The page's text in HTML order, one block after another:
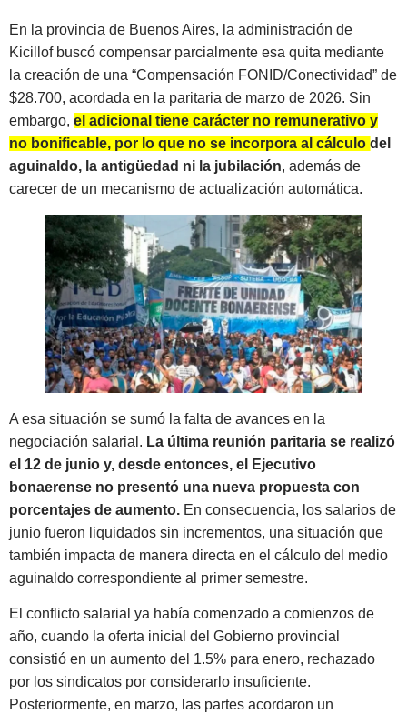
En la provincia de Buenos Aires, la administración de
Kicillof buscó compensar parcialmente esa quita mediante
la creación de una “Compensación FONID/Conectividad” de
$28.700, acordada en la paritaria de marzo de 2026. Sin
embargo, el adicional tiene carácter no remunerativo y
no bonificable, por lo que no se incorpora al cálculo del
aguinaldo, la antigüedad ni la jubilación, además de
carecer de un mecanismo de actualización automática.
A esa situación se sumó la falta de avances en la
negociación salarial. La última reunión paritaria se realizó
el 12 de junio y, desde entonces, el Ejecutivo
bonaerense no presentó una nueva propuesta con
porcentajes de aumento. En consecuencia, los salarios de
junio fueron liquidados sin incrementos, una situación que
también impacta de manera directa en el cálculo del medio
aguinaldo correspondiente al primer semestre.
El conflicto salarial ya había comenzado a comienzos de
año, cuando la oferta inicial del Gobierno provincial
consistió en un aumento del 1.5% para enero, rechazado
por los sindicatos por considerarlo insuficiente.
Posteriormente, en marzo, las partes acordaron un